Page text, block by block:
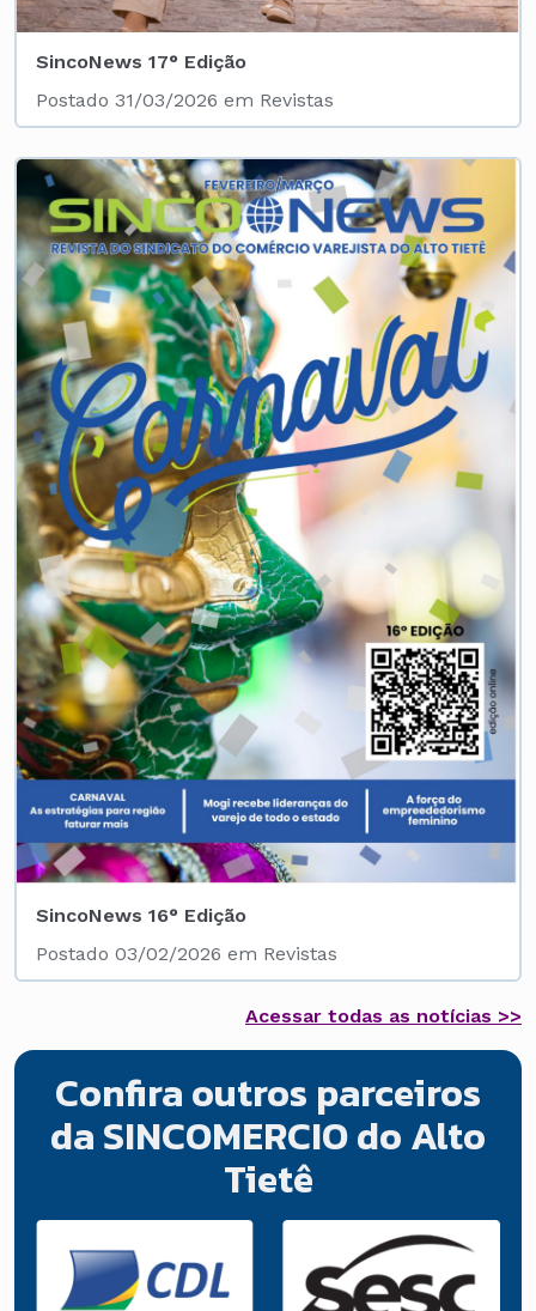
SincoNews 17° Edição
Postado 31/03/2026 em Revistas
SincoNews 16° Edição
Postado 03/02/2026 em Revistas
Acessar todas as notícias >>
Confira outros parceiros
da SINCOMERCIO do Alto
Tietê